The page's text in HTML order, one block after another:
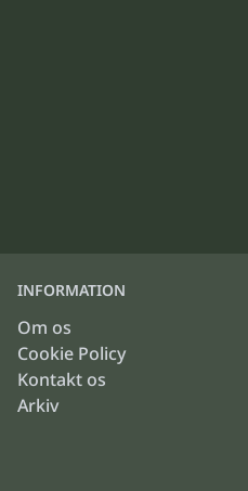
INFORMATION
Om os
Cookie Policy
Kontakt os
Arkiv